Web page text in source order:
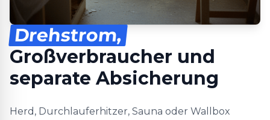
Drehstrom,
Großverbraucher und
separate Absicherung
Herd, Durchlauferhitzer, Sauna oder Wallbox